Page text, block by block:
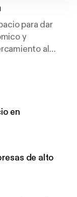
para dar
y
al
los servicios
en
de alto